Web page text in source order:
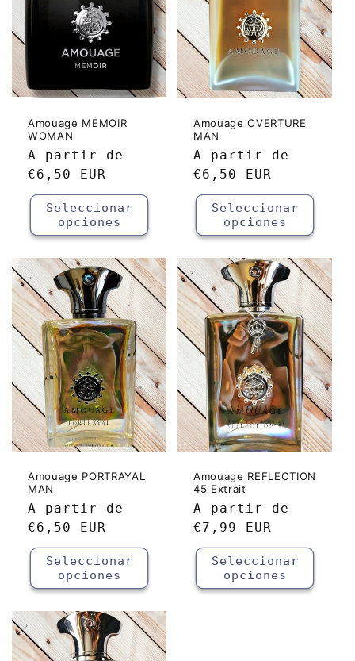
Amouage MEMOIR
WOMAN
Precio
habitual
A partir de
€6,50 EUR
Seleccionar
opciones
Amouage OVERTURE
MAN
Precio
habitual
A partir de
€6,50 EUR
Seleccionar
opciones
Amouage PORTRAYAL
MAN
Precio
habitual
A partir de
€6,50 EUR
Seleccionar
opciones
Amouage REFLECTION
45 Extrait
Precio
habitual
A partir de
€7,99 EUR
Seleccionar
opciones